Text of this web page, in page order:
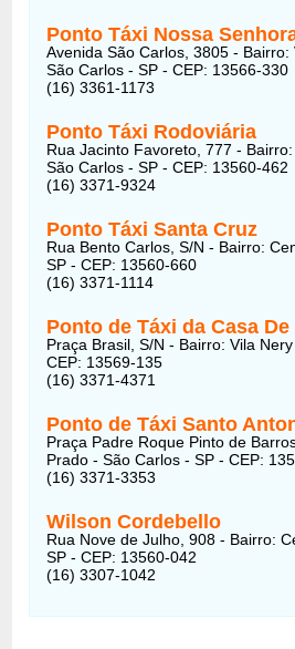
Ponto Táxi Nossa
Avenida São Carlos, 3805 - Bairro:
São Carlos - SP - CEP: 13566-330
(16) 3361-1173
Ponto Táxi Rodoviária
Rua Jacinto Favoreto, 777 -
São Carlos - SP - CEP: 13560-462
(16) 3371-9324
Ponto Táxi Santa Cruz
Rua Bento Carlos, S/N - Bairro:
SP - CEP: 13560-660
(16) 3371-1114
Ponto de Táxi da Casa De
Praça Brasil, S/N - Bairro: Vila
CEP: 13569-135
(16) 3371-4371
Ponto de Táxi Santo
Praça Padre Roque Pinto de
Prado - São Carlos - SP - CEP:
(16) 3371-3353
Wilson Cordebello
Rua Nove de Julho, 908 - Bairro:
SP - CEP: 13560-042
(16) 3307-1042